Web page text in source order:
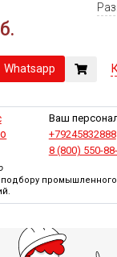
характерна
различные
даже по
и надежность,
Whatsapp
Ваш
+79245832888
8 (800) 550-